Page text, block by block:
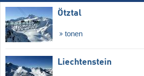
Ötztal
tonen
Liechtenstein